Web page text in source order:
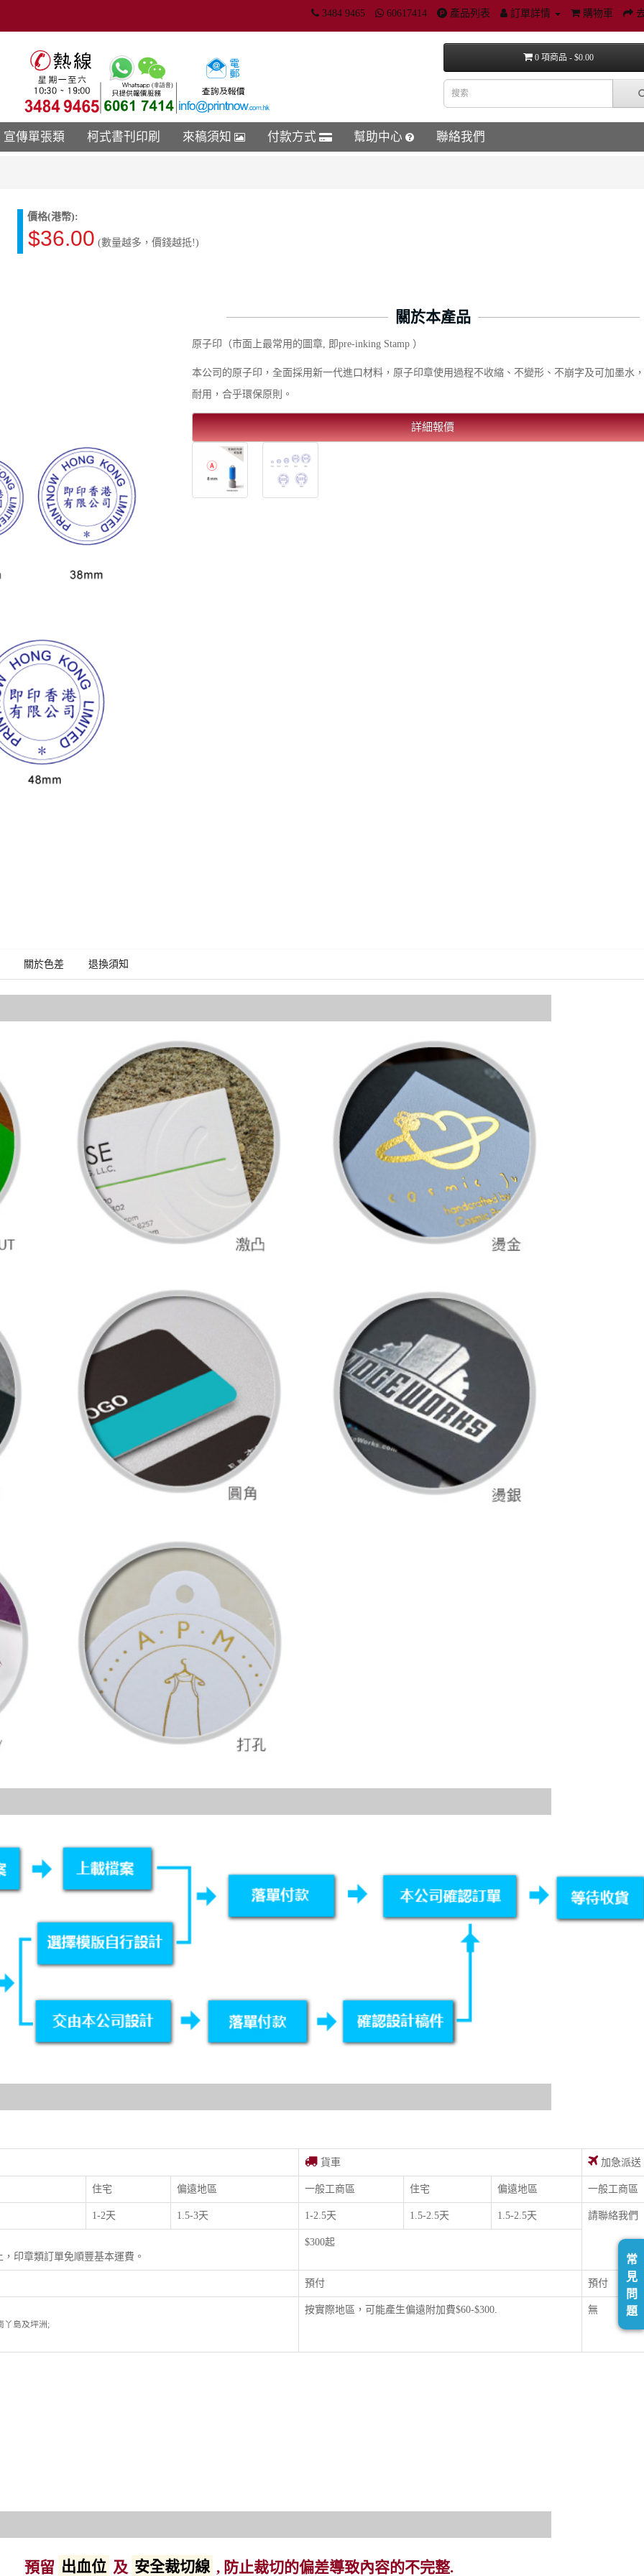
3484 9465 60617414 產品列表 訂單詳情 購物車
0 項商品 - $0.00
宣傳單張類 柯式書刊印刷 來稿須知 付款方式 幫助中心 聯絡我們
價格(港幣):
$36.00 (數量越多，價錢越抵!)
關於本產品
原子印（市面上最常用的圖章, 即pre-inking Stamp ）
本公司的原子印，全面採用新一代進口材料，原子印章使用過程不收縮、不變形、不崩字及可加墨水
耐用，合乎環保原則。
詳細報價
關於色差 退換須知
貨車 加急派送
住宅 偏遠地區 一般工商區 住宅 偏遠地區 一般工商區
1-2天 1.5-3天 1-2.5天 1.5-2.5天 1.5-2.5天 請聯絡我們
印章類訂單免順豐基本運費。
$300起
預付 預付
丫島及坪洲;
按實際地區，可能產生偏遠附加費$60-$300. 無
預留 出血位 及 安全裁切線 , 防止裁切的偏差導致內容的不完整.
常
見
問
題